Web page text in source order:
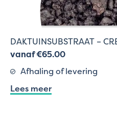
DAKTUINSUBSTRAAT –
vanaf €65.00
Afhaling of levering
Lees meer